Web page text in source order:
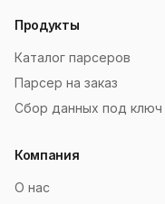
Продукты
Каталог парсеров
Парсер на заказ
Сбор данных под ключ
Компания
О нас